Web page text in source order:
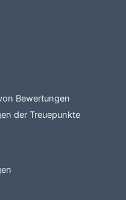
Bewertungen
der Treuepunkte